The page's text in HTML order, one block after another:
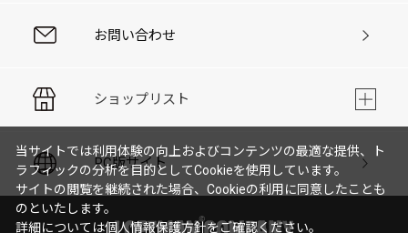
お問い合わせ
ショップリスト
PC版サイト
当サイトでは利用体験の向上およびコンテンツの最適な提供、ト
ラフィックの分析を目的としてCookieを使用しています。
サイトの閲覧を継続された場合、Cookieの利用に同意したことも
のといたします。
詳細については個人情報保護方針をご確認ください。